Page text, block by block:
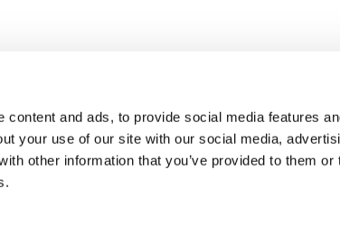
content and ads, to provide social media features
your use of our site with our social media,
other information that you’ve provided to them or